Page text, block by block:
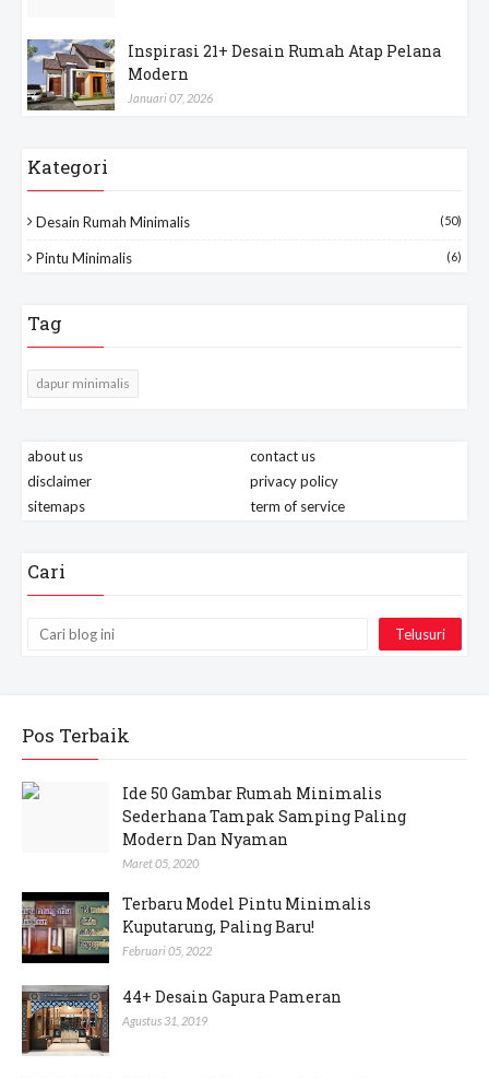
Inspirasi 21+ Desain Rumah Atap Pelana
Modern
Januari 07, 2026
Kategori
Desain Rumah Minimalis (50)
Pintu Minimalis (6)
Tag
dapur minimalis
about us
contact us
disclaimer
privacy policy
sitemaps
term of service
Cari
Pos Terbaik
Ide 50 Gambar Rumah Minimalis
Sederhana Tampak Samping Paling
Modern Dan Nyaman
Maret 05, 2020
Terbaru Model Pintu Minimalis
Kuputarung, Paling Baru!
Februari 05, 2022
44+ Desain Gapura Pameran
Agustus 31, 2019